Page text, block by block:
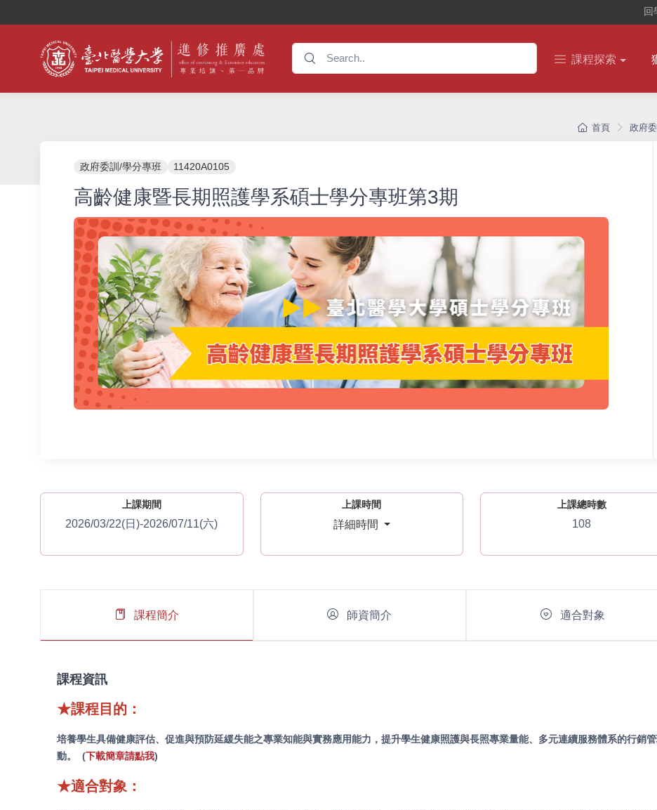
回
課程探索
首頁 政府
政府委訓/學分專班 11420A0105
高齡健康暨長期照護學系碩士學分專班第3期
上課期間
2026/03/22(日)-2026/07/11(六)
上課時間
詳細時間
上課總時數
108
課程簡介 師資簡介 適合對象
課程資訊
★課程目的：
培養學生具備健康評估、促進與預防延緩失能之專業知能與實務應用能力，提升學生健康照護與長照專業量能、多元連續服務體系的行銷
動。 (下載簡章請點我)
★適合對象：